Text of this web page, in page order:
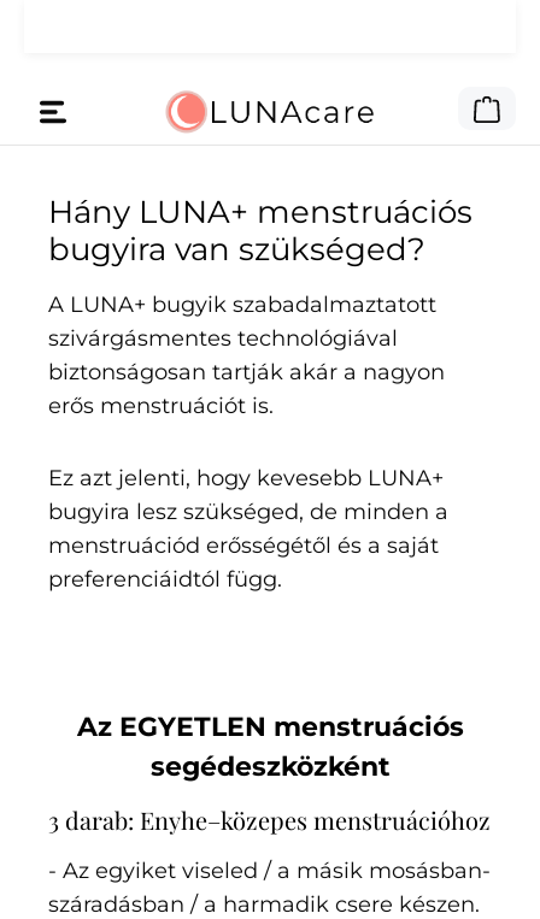
A
Hány LUNA+ menstruációs
bugyira van szükséged?
A LUNA+ bugyik szabadalmaztatott
szivárgásmentes technológiával
biztonságosan tartják akár a nagyon
erős menstruációt is.
Ez azt jelenti, hogy kevesebb LUNA+
bugyira lesz szükséged, de minden a
menstruációd erősségétől és a saját
preferenciáidtól függ.
Az EGYETLEN menstruációs
segédeszközként
3 darab: Enyhe–közepes menstruációhoz
- Az egyiket viseled / a másik mosásban-
száradásban / a harmadik csere készen.